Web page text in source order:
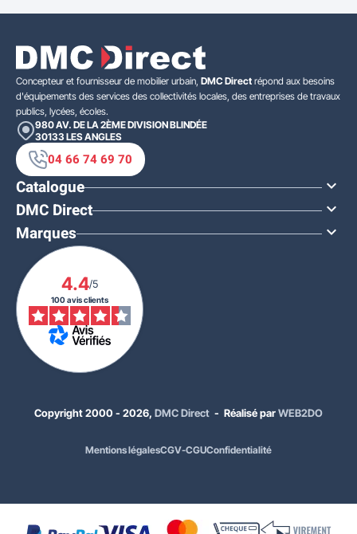
À PARTIR DE
TTC
x1
138,00 €
x8
137,00 €
Concepteur et fournisseur de mobilier urbain, DMC Direct répond aux besoins
d'équipements des services des collectivités locales, des entreprises de travaux
publics, lycées, écoles.
980 AV. DE LA 2ÈME DIVISION BLINDÉE
30133 LES ANGLES
04 66 74 69 70
Catalogue 
DMC Direct 
Marques 
4.4/5
100 avis clients
Copyright 2000 - 2026, DMC Direct - Réalisé parWEB2DO
Mentions légalesCGV-CGUConfidentialité